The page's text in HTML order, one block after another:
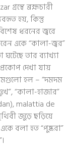
ব্রহ্মচারী
হয়, কিন্তু
ধরনের জ্বরে
একে “কালা-জ্বর”
তার ব্যাখ্যা
দেখা যায়
হল – “দমদম
“কালা-হাজার”
malattia de
জুড়ে ছড়িয়ে
বলা হত “পুষ্করা”